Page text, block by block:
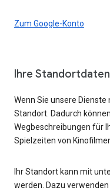
Zum Google-Konto
Ihre Standortdaten
Wenn Sie unsere
Standort. Dadurch
Wegbeschreibungen für
Spielzeiten von
Ihr Standort kann mit
werden. Dazu verwenden